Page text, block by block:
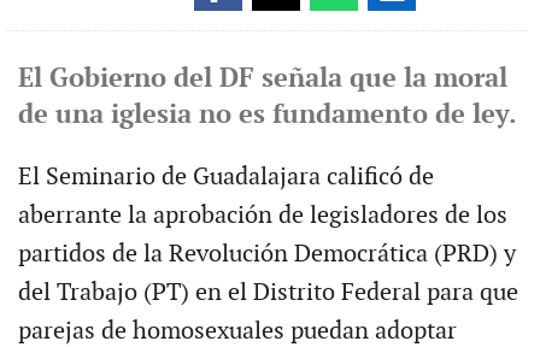
El Gobierno del DF señala que la moral
de una iglesia no es fundamento de ley.
El Seminario de Guadalajara calificó de
aberrante la aprobación de legisladores de los
partidos de la Revolución Democrática (PRD) y
del Trabajo (PT) en el Distrito Federal para que
parejas de homosexuales puedan adoptar